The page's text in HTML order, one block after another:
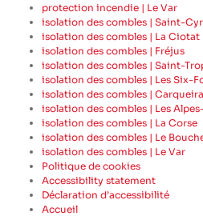
protection incendie | Le Var
isolation des combles | Saint-
isolation des combles | La Ciotat
isolation des combles | Fréjus
isolation des combles | Saint-
isolation des combles | Les Six-
isolation des combles |
isolation des combles | Les
isolation des combles | La Corse
isolation des combles | Le
isolation des combles | Le Var
Politique de cookies
Accessibility statement
Déclaration d’accessibilité
Accueil